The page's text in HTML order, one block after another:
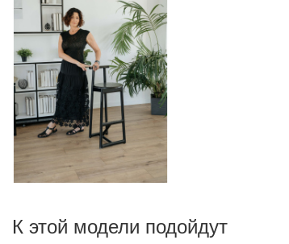
К этой модели подойдут